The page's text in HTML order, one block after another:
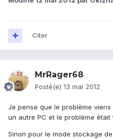
Citer
MrRager68
Posté(e) 13 mai 2012
Je pense que le problème
un autre PC et le problème était
Sinon pour le mode stockage